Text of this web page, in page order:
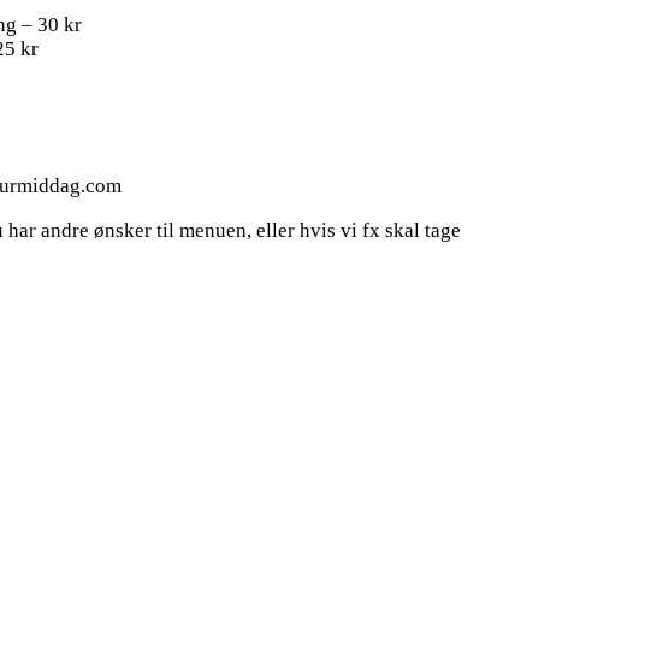
– 30 kr
kr
andre ønsker til menuen, eller hvis vi fx skal tage